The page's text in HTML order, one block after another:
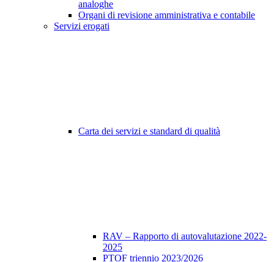
analoghe
Organi di revisione amministrativa e contabile
Servizi erogati
Carta dei servizi e standard di qualità
RAV – Rapporto di autovalutazione 2022-
2025
PTOF triennio 2023/2026